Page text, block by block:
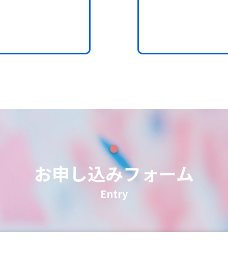
お申し込みフォーム
Entry